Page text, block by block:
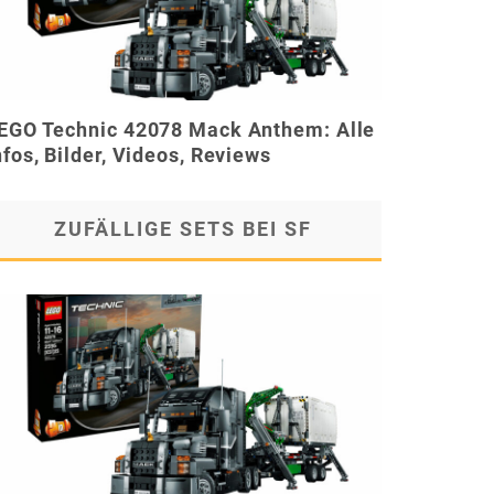
Technic 42078 Mack Anthem: Alle
Bilder, Videos, Reviews
ZUFÄLLIGE SETS BEI SF